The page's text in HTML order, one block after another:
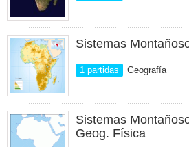
Sistemas
1 partidas Geografía
Sistemas
Geog. Física